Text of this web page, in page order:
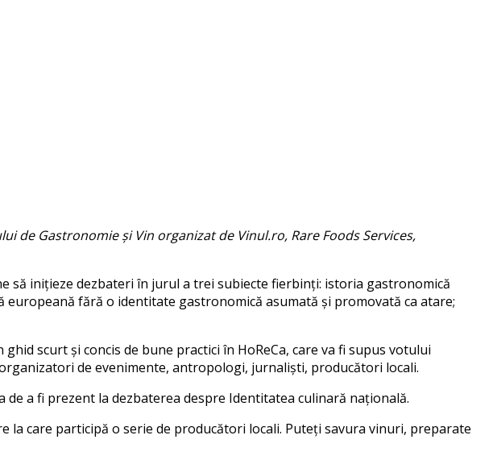
de Gastronomie și Vin organizat de Vinul.ro, Rare Foods Services,
să inițieze dezbateri în jurul a trei subiecte fierbinți: istoria gastronomică
fără o identitate gastronomică asumată și promovată ca atare;
scurt și concis de bune practici în HoReCa, care va fi supus votului
de evenimente, antropologi, jurnaliști, producători locali.
a fi prezent la dezbaterea despre Identitatea culinară națională.
la care participă o serie de producători locali. Puteți savura vinuri, preparate